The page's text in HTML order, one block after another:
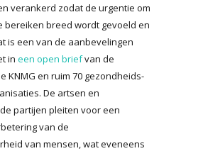
verankerd zodat de urgentie om
bereiken breed wordt gevoeld en
is een van de aanbevelingen
in een open briefvan de
KNMG en ruim 70 gezondheids-
De artsen en
partijen pleiten voor een
van de
van mensen, wat eveneens